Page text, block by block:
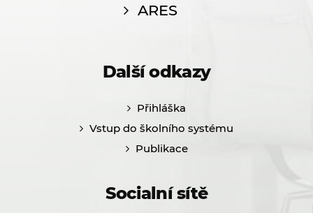
ARES
Další odkazy
Přihláška
Vstup do školního systému
Publikace
Socialní sítě